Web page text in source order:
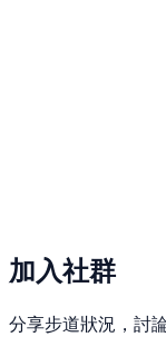
加入社群
分享步道狀況，討